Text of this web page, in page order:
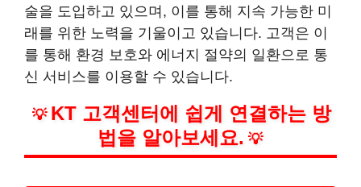
술을 도입하고 있으며, 이를 통해 지속 가능한 미
래를 위한 노력을 기울이고 있습니다. 고객은 이
를 통해 환경 보호와 에너지 절약의 일환으로 통
신 서비스를 이용할 수 있습니다.
💡 KT 고객센터에 쉽게 연결하는 방
법을 알아보세요. 💡